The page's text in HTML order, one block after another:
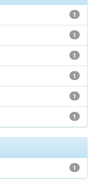
1
1
1
1
1
1
1